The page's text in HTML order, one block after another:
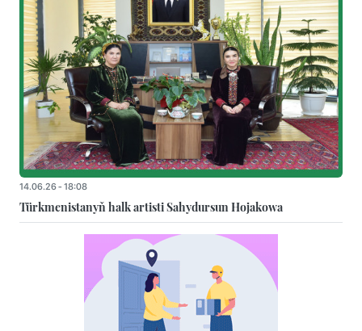
14.06.26 - 18:08
Türkmenistanyň halk artisti Sahydursun Hojakowa